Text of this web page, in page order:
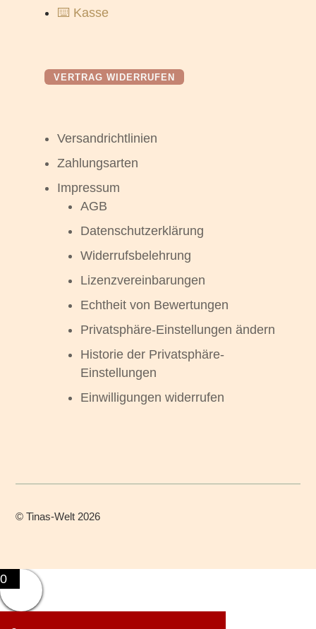
⌨️ Kasse
VERTRAG WIDERRUFEN
Versandrichtlinien
Zahlungsarten
Impressum
AGB
Datenschutzerklärung
Widerrufsbelehrung
Lizenzvereinbarungen
Echtheit von Bewertungen
Privatsphäre-Einstellungen ändern
Historie der Privatsphäre-
Einstellungen
Einwilligungen widerrufen
©Tinas-Welt 2026
0